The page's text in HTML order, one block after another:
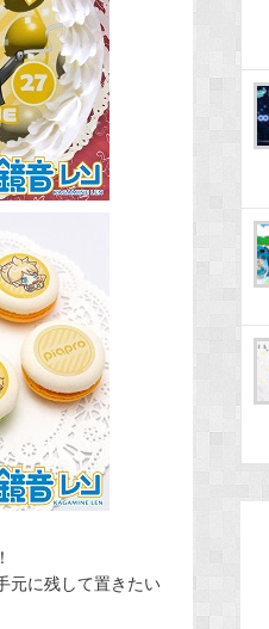
元に残して置きたい